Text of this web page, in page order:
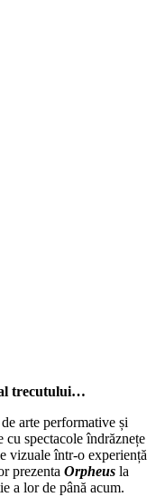
al trecutului…
arte performative și
spectacole îndrăznețe
vizuale într-o experiență
prezenta Orpheus la
a lor de până acum.